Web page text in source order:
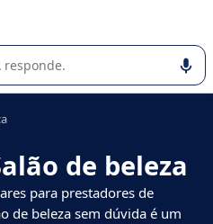
ou na seleção de software
de beleza
para prestadores de
de beleza sem dúvida é um